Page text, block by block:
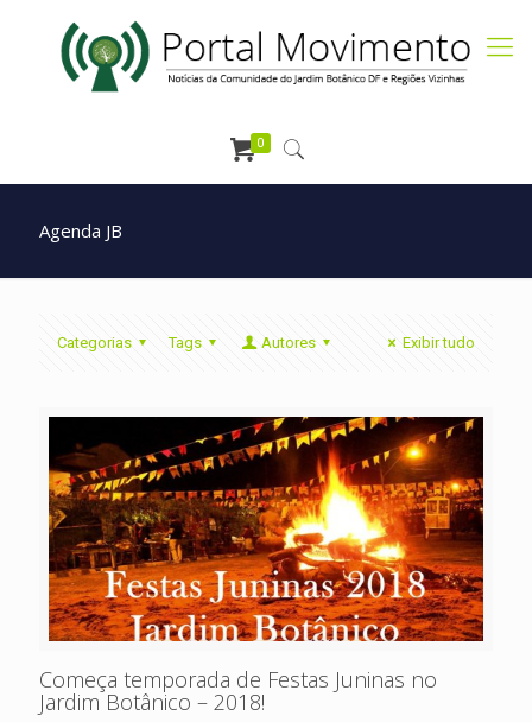
0
Agenda JB
Categorias Tags Autores Exibir tudo
Começa temporada de Festas Juninas no
Jardim Botânico – 2018!